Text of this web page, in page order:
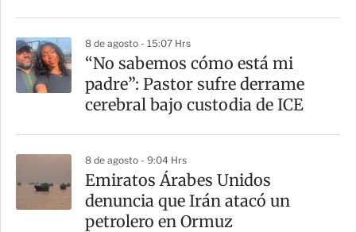
8 de agosto - 15:07 Hrs
“No sabemos cómo está mi
padre”: Pastor sufre derrame
cerebral bajo custodia de ICE
8 de agosto - 9:04 Hrs
Emiratos Árabes Unidos
denuncia que Irán atacó un
petrolero en Ormuz